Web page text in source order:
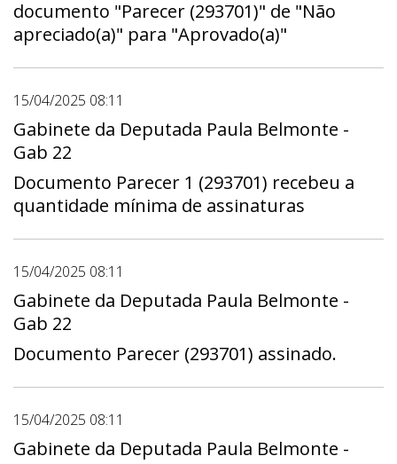
documento "Parecer (293701)" de "Não
apreciado(a)" para "Aprovado(a)"
15/04/2025 08:11
Gabinete da Deputada Paula Belmonte -
Gab 22
Documento Parecer 1 (293701) recebeu a
quantidade mínima de assinaturas
15/04/2025 08:11
Gabinete da Deputada Paula Belmonte -
Gab 22
Documento Parecer (293701) assinado.
15/04/2025 08:11
Gabinete da Deputada Paula Belmonte -